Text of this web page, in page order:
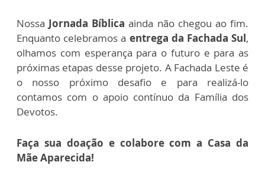
Nossa Jornada Bíblica ainda não chegou ao fim.
Enquanto celebramos a entrega da Fachada Sul,
olhamos com esperança para o futuro e para as
próximas etapas desse projeto. A Fachada Leste é
o nosso próximo desafio e para realizá-lo
contamos com o apoio contínuo da Família dos
Devotos.
Faça sua doação e colabore com a Casa da
Mãe Aparecida!